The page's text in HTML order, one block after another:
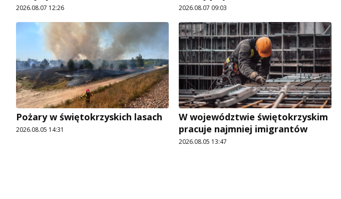
2026.08.07 12:26 2026.08.07 09:03
Pożary w świętokrzyskich lasach
2026.08.05 14:31
W województwie świętokrzyskim
pracuje najmniej imigrantów
2026.08.05 13:47